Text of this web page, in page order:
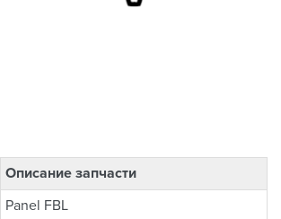
Описание запчасти
Panel FBL